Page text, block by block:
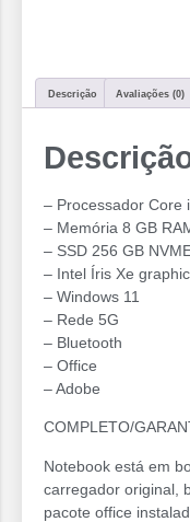
Descrição Avaliações (0)
– Processador Core
– Memória 8 GB
– SSD 256 GB
– ⁠Intel Íris Xe
– Windows 11
– Rede 5G
– Bluetooth
– Office
– Adobe
COMPLETO/
Notebook está em
carregador original,
pacote office